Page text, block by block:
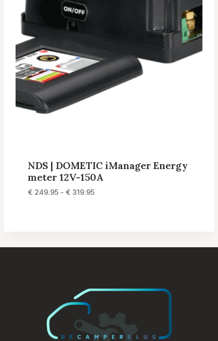
NDS | DOMETIC iManager Energy
meter 12V-150A
€ 249.95 - € 319.95Prijsklasse: